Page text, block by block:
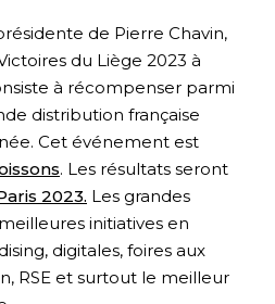
de Pierre Chavin,
du Liège 2023 à
à récompenser parmi
distribution française
Cet événement est
. Les résultats seront
2023. Les grandes
initiatives en
digitales, foires aux
RSE et surtout le meilleur